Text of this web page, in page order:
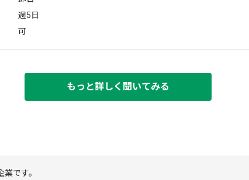
週5日
可
もっと詳しく聞いてみる
です。